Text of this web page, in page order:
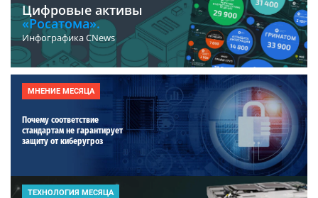
Цифровые активы
«Росатома».
Инфографика CNews
МНЕНИЕ МЕСЯЦА
Почему соответствие
стандартам не гарантирует
защиту от киберугроз
ТЕХНОЛОГИЯ МЕСЯЦА